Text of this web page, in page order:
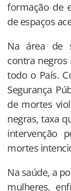
formação de
de espaços
Na área de
contra
todo o País.
Segurança
de mortes
negras, taxa
intervenção
mortes
Na saúde, a
mulheres,